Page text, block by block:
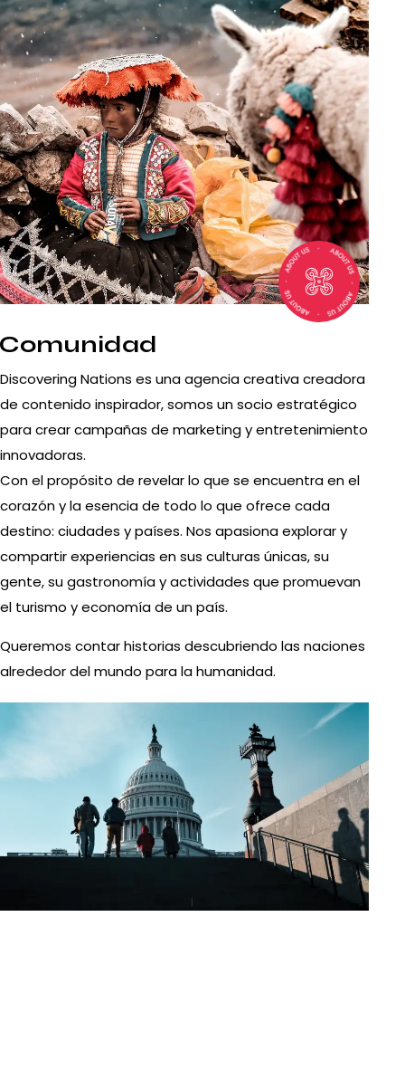
Comunidad
Discovering Nations es una agencia creativa creadora
de contenido inspirador, somos un socio estratégico
para crear campañas de marketing y entretenimiento
innovadoras.
Con el propósito de revelar lo que se encuentra en el
corazón y la esencia de todo lo que ofrece cada
destino: ciudades y países. Nos apasiona explorar y
compartir experiencias en sus culturas únicas, su
gente, su gastronomía y actividades que promuevan
el turismo y economía de un país.
Queremos contar historias descubriendo las naciones
alrededor del mundo para la humanidad.